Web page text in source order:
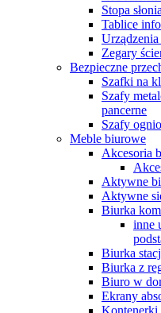
Stopa słonia
Tablice
Zegary
Bezpieczne
Szafki na
Szafy
pancerne
Szafy
Meble biurowe
Akcesoria
Aktywne
Aktywne
Biurka
inne
Biurka
Biurka z
Biuro w
Ekrany
Kontenerki